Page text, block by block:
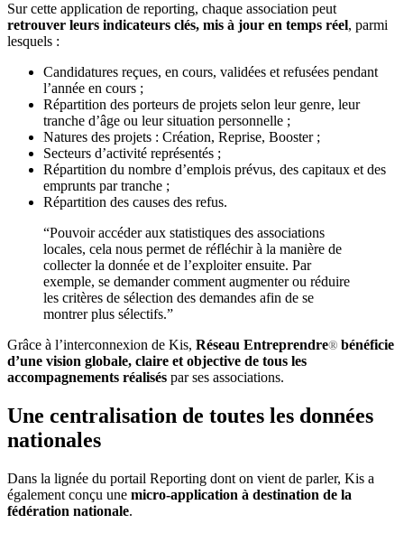
Sur cette application de reporting, chaque association peut
retrouver leurs indicateurs clés, mis à jour en temps réel, parmi
lesquels :
Candidatures reçues, en cours, validées et refusées pendant
l’année en cours ;
Répartition des porteurs de projets selon leur genre, leur
tranche d’âge ou leur situation personnelle ;
Natures des projets : Création, Reprise, Booster ;
Secteurs d’activité représentés ;
Répartition du nombre d’emplois prévus, des capitaux et des
emprunts par tranche ;
Répartition des causes des refus.
“Pouvoir accéder aux statistiques des associations
locales, cela nous permet de réfléchir à la manière de
collecter la donnée et de l’exploiter ensuite. Par
exemple, se demander comment augmenter ou réduire
les critères de sélection des demandes afin de se
montrer plus sélectifs.”
Grâce à l’interconnexion de Kis, Réseau Entreprendre® bénéficie
d’une vision globale, claire et objective de tous les
accompagnements réalisés par ses associations.
Une centralisation de toutes les données
nationales
Dans la lignée du portail Reporting dont on vient de parler, Kis a
également conçu une micro-application à destination de la
fédération nationale.